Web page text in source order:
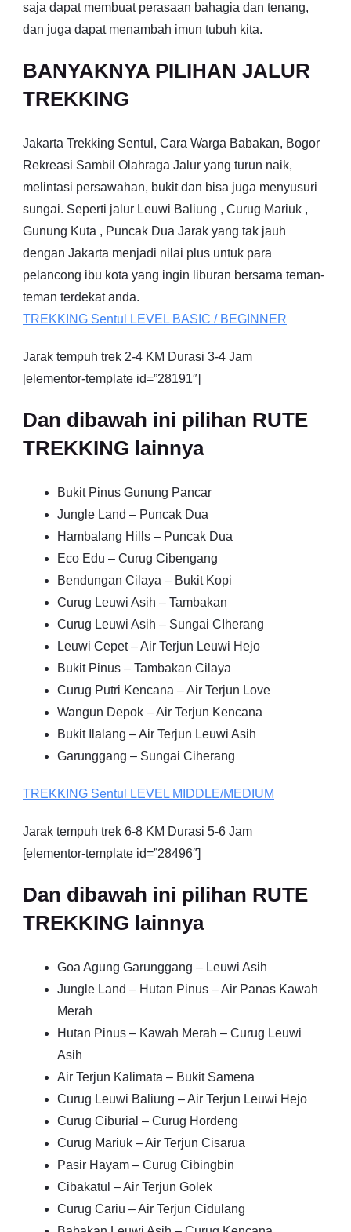
saja dapat membuat perasaan bahagia dan tenang,
dan juga dapat menambah imun tubuh kita.
BANYAKNYA PILIHAN JALUR
TREKKING
Jakarta Trekking Sentul, Cara Warga Babakan, Bogor
Rekreasi Sambil Olahraga Jalur yang turun naik,
melintasi persawahan, bukit dan bisa juga menyusuri
sungai. Seperti jalur Leuwi Baliung , Curug Mariuk ,
Gunung Kuta , Puncak Dua Jarak yang tak jauh
dengan Jakarta menjadi nilai plus untuk para
pelancong ibu kota yang ingin liburan bersama teman-
teman terdekat anda.
TREKKING Sentul LEVEL BASIC / BEGINNER
Jarak tempuh trek 2-4 KM Durasi 3-4 Jam
[elementor-template id=”28191″]
Dan dibawah ini pilihan RUTE
TREKKING lainnya
Bukit Pinus Gunung Pancar
Jungle Land – Puncak Dua
Hambalang Hills – Puncak Dua
Eco Edu – Curug Cibengang
Bendungan Cilaya – Bukit Kopi
Curug Leuwi Asih – Tambakan
Curug Leuwi Asih – Sungai CIherang
Leuwi Cepet – Air Terjun Leuwi Hejo
Bukit Pinus – Tambakan Cilaya
Curug Putri Kencana – Air Terjun Love
Wangun Depok – Air Terjun Kencana
Bukit Ilalang – Air Terjun Leuwi Asih
Garunggang – Sungai Ciherang
TREKKING Sentul LEVEL MIDDLE/MEDIUM
Jarak tempuh trek 6-8 KM Durasi 5-6 Jam
[elementor-template id=”28496″]
Dan dibawah ini pilihan RUTE
TREKKING lainnya
Goa Agung Garunggang – Leuwi Asih
Jungle Land – Hutan Pinus – Air Panas Kawah
Merah
Hutan Pinus – Kawah Merah – Curug Leuwi
Asih
Air Terjun Kalimata – Bukit Samena
Curug Leuwi Baliung – Air Terjun Leuwi Hejo
Curug Ciburial – Curug Hordeng
Curug Mariuk – Air Terjun Cisarua
Pasir Hayam – Curug Cibingbin
Cibakatul – Air Terjun Golek
Curug Cariu – Air Terjun Cidulang